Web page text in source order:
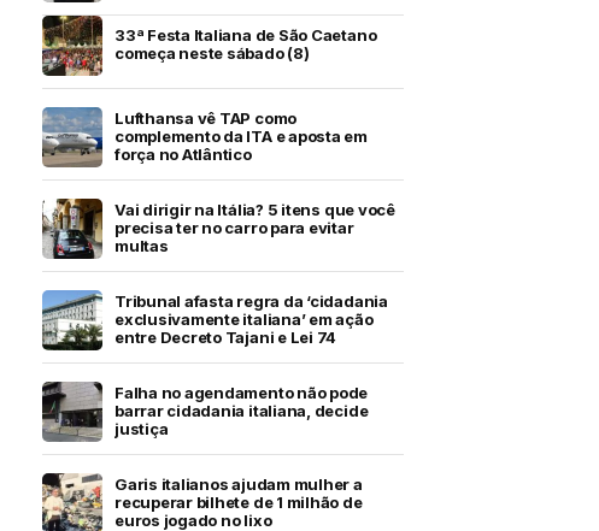
33ª Festa Italiana de São Caetano
começa neste sábado (8)
Lufthansa vê TAP como
complemento da ITA e aposta em
força no Atlântico
Vai dirigir na Itália? 5 itens que você
precisa ter no carro para evitar
multas
Tribunal afasta regra da ‘cidadania
exclusivamente italiana’ em ação
entre Decreto Tajani e Lei 74
Falha no agendamento não pode
barrar cidadania italiana, decide
justiça
Garis italianos ajudam mulher a
recuperar bilhete de 1 milhão de
euros jogado no lixo